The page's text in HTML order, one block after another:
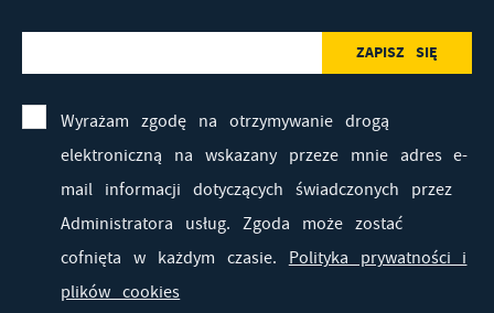
Wyrażam zgodę na otrzymywanie drogą
elektroniczną na wskazany przeze mnie adres e-
mail informacji dotyczących świadczonych przez
Administratora usług. Zgoda może zostać
cofnięta w każdym czasie. Polityka prywatności i
plików cookies